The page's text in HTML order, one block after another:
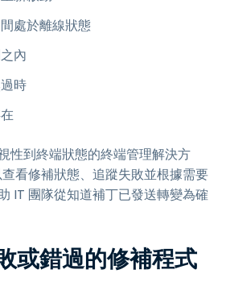
處於離線狀態
內
時
性到終端狀態的終端管理解決方
看修補狀態、追蹤失敗並根據需要
IT 團隊從知道補丁已發送轉變為確
或錯過的修補程式